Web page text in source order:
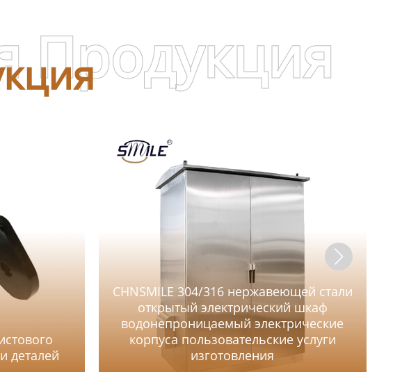
Продукция
деталей
CHNSMILE 304/316 нержавеющей стали
открытый электрический шкаф
водонепроницаемый электрические
корпуса пользовательские услуги
изготовления